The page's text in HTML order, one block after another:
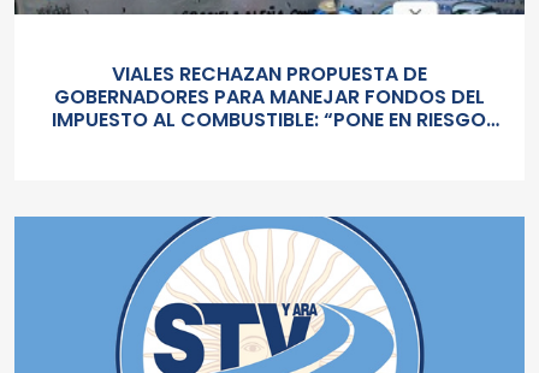
VIALES RECHAZAN PROPUESTA DE
GOBERNADORES PARA MANEJAR FONDOS DEL
IMPUESTO AL COMBUSTIBLE: “PONE EN RIESGO